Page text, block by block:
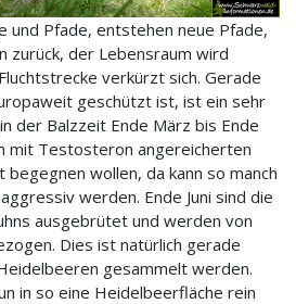
und Pfade, entstehen neue Pfade,
zurück, der Lebensraum wird
verkürzt sich. Gerade
geschützt ist, ist ein sehr
der Balzzeit Ende März bis Ende
mit Testosteron angereicherten
begegnen wollen, da kann so manch
werden. Ende Juni sind die
ausgebrütet und werden von
Dies ist natürlich gerade
gesammelt werden.
in so eine Heidelbeerfläche rein